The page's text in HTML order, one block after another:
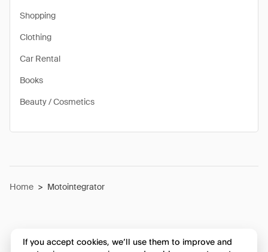
Shopping
Clothing
Car Rental
Books
Beauty / Cosmetics
Home > Motointegrator
If you accept cookies, we’ll use them to improve and